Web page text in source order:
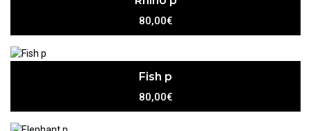
80,00€
Fish p
80,00€